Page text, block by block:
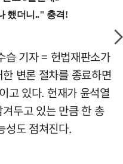
습 기자 = 헌법재판소가
변론 절차를 종료하면
고 있다. 헌재가 윤석열
두고 있는 만큼 한 총
성도 점쳐진다.